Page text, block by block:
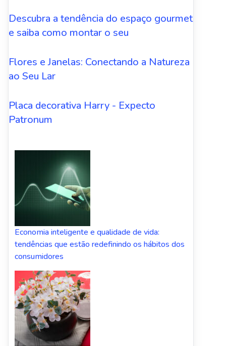
Descubra a tendência do espaço gourmet
e saiba como montar o seu
Flores e Janelas: Conectando a Natureza
ao Seu Lar
Placa decorativa Harry - Expecto
Patronum
Economia inteligente e qualidade de vida:
tendências que estão redefinindo os hábitos dos
consumidores